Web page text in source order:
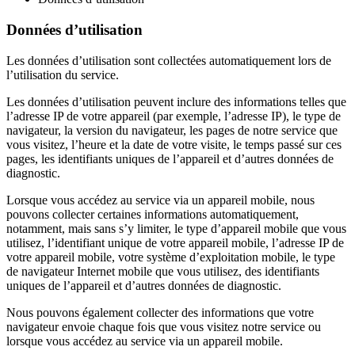
Données d’utilisation
Les données d’utilisation sont collectées automatiquement lors de
l’utilisation du service.
Les données d’utilisation peuvent inclure des informations telles que
l’adresse IP de votre appareil (par exemple, l’adresse IP), le type de
navigateur, la version du navigateur, les pages de notre service que
vous visitez, l’heure et la date de votre visite, le temps passé sur ces
pages, les identifiants uniques de l’appareil et d’autres données de
diagnostic.
Lorsque vous accédez au service via un appareil mobile, nous
pouvons collecter certaines informations automatiquement,
notamment, mais sans s’y limiter, le type d’appareil mobile que vous
utilisez, l’identifiant unique de votre appareil mobile, l’adresse IP de
votre appareil mobile, votre système d’exploitation mobile, le type
de navigateur Internet mobile que vous utilisez, des identifiants
uniques de l’appareil et d’autres données de diagnostic.
Nous pouvons également collecter des informations que votre
navigateur envoie chaque fois que vous visitez notre service ou
lorsque vous accédez au service via un appareil mobile.